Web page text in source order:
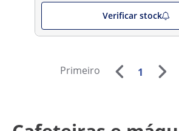
Verificar stock
Primeiro 1